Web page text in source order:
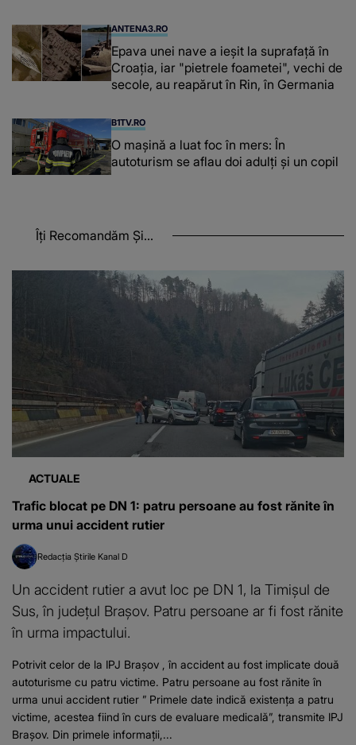
ANTENA3.RO
Epava unei nave a ieșit la suprafață în
Croația, iar "pietrele foametei", vechi de
secole, au reapărut în Rin, în Germania
B1TV.RO
O maşină a luat foc în mers: În
autoturism se aflau doi adulți și un copil
Îți Recomandăm Și...
ACTUALE
Trafic blocat pe DN 1: patru persoane au fost rănite în
urma unui accident rutier
Redacția Știrile Kanal D
Un accident rutier a avut loc pe DN 1, la Timişul de
Sus, în județul Brașov. Patru persoane ar fi fost rănite
în urma impactului.
Potrivit celor de la IPJ Brașov , în accident au fost implicate două
autoturisme cu patru victime. Patru persoane au fost rănite în
urma unui accident rutier ” Primele date indică existenţa a patru
victime, acestea fiind în curs de evaluare medicală”, transmite IPJ
Braşov. Din primele informații,...